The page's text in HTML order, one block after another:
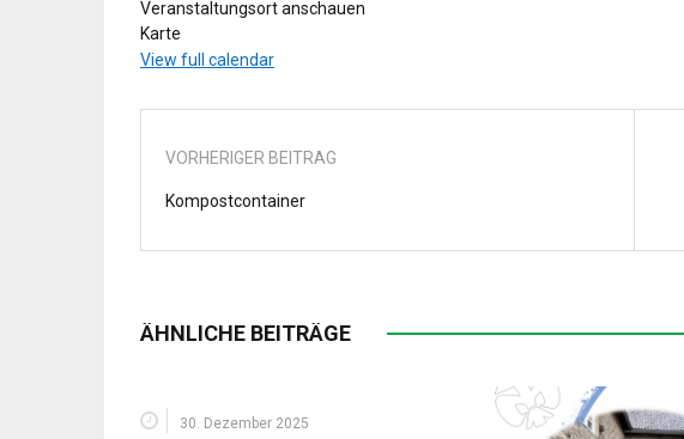
Veranstaltungsort anschauen
Karte
View full calendar
VORHERIGER BEITRAG
Kompostcontainer
ÄHNLICHE BEITRÄGE
30. Dezember 2025